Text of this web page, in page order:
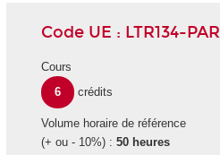
Code UE : LTR134-PAR
Cours
6
crédits
Volume horaire de référence
(+ ou - 10%) : 50 heures